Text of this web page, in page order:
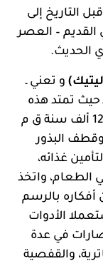
التاريخ إلى
– العصر
الحديث.
و تعني ـ
حيث تمتد هذه
الفترة من 2 مليون سنة ق م إلى حواليْ 12 ألف سنة ق م
البذور
غذائه،
الطعام، واتخذ
بالرسم
الأدوات
في عدة
والقفصية